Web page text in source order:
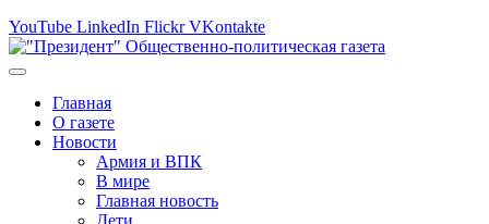
YouTube LinkedIn Flickr VKontakte
Главная
О газете
Новости
Армия и ВПК
В мире
Главная новость
Дети